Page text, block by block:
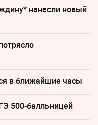
нанесли новый
в ближайшие часы
500-балльницей